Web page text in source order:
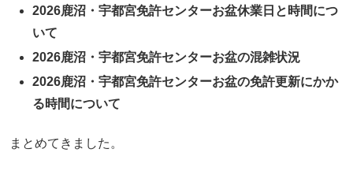
2026鹿沼・宇都宮免許センターお盆休業日と時間につ
いて
2026鹿沼・宇都宮免許センターお盆の混雑状況
2026鹿沼・宇都宮免許センターお盆の免許更新にかか
る時間について
まとめてきました。